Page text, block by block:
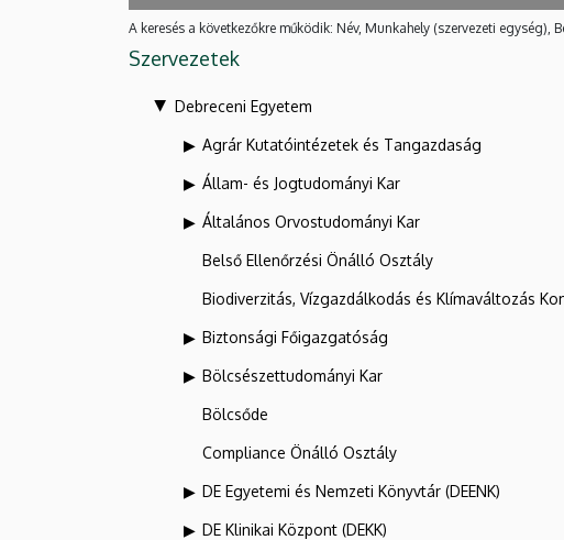
A keresés a következőkre működik: Név, Munkahely (szervezeti egység),
Szervezetek
Debreceni Egyetem
Agrár Kutatóintézetek és Tangazdaság
Állam- és Jogtudományi Kar
Általános Orvostudományi Kar
Belső Ellenőrzési Önálló Osztály
Biodiverzitás, Vízgazdálkodás és Klímaváltozás
Biztonsági Főigazgatóság
Bölcsészettudományi Kar
Bölcsőde
Compliance Önálló Osztály
DE Egyetemi és Nemzeti Könyvtár (DEENK)
DE Klinikai Központ (DEKK)